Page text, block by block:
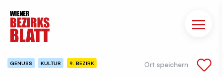
Ort speichern
GENUSS KULTUR 9. BEZIRK